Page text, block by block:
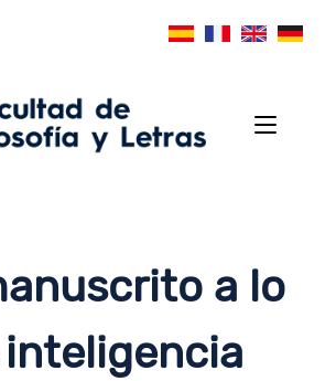
a lo